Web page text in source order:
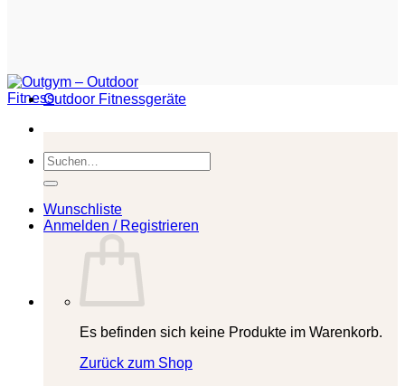
Suchen
nach:
Wunschliste
Anmelden / Registrieren
Es befinden sich keine Produkte im Warenkorb.
Zurück zum Shop
Outdoor Fitnessgeräte